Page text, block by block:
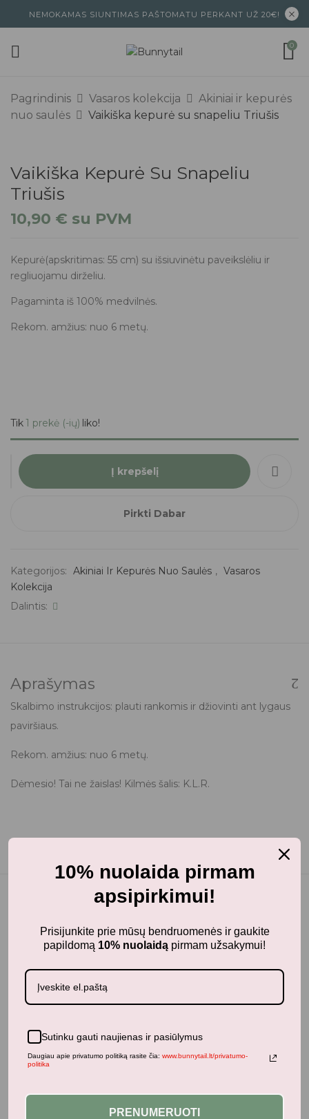
NEMOKAMAS SIUNTIMAS PAŠTOMATU PERKANT UŽ 20€!
0
Pagrindinis Vasaros kolekcija
Akiniai ir kepurės
nuo saulės
Vaikiška kepurė su snapeliu Triušis
Vaikiška Kepurė Su Snapeliu
Triušis
10,90 € su PVM
Kepurė(apskritimas: 55 cm) su išsiuvinėtu paveikslėliu ir
regliuojamu dirželiu.
Pagaminta iš 100% medvilnės.
Rekom. amžius: nuo 6 metų.
Tik1 prekė (-ių) liko!
Į krepšelį
Pirkti Dabar
Kategorijos: Akiniai Ir Kepurės Nuo Saulės , Vasaros
Kolekcija
Dalintis:
Aprašymas
Skalbimo instrukcijos: plauti rankomis ir džiovinti ant lygaus
paviršiaus.
Rekom. amžius: nuo 6 metų.
Dėmesio! Tai ne žaislas! Kilmės šalis: K.L.R.
Jums taip pat gali patikti...
Neseniai žiūrėti produktai
10% nuolaida pirmam
apsipirkimui!
Prisijunkite prie mūsų bendruomenės ir gaukite
papildomą 10% nuolaidą pirmam užsakymui!
Sutinku gauti naujienas ir pasiūlymus
Daugiau apie privatumo politiką rasite čia: www.bunnytail.lt/privatumo-
politika
PRENUMERUOTI